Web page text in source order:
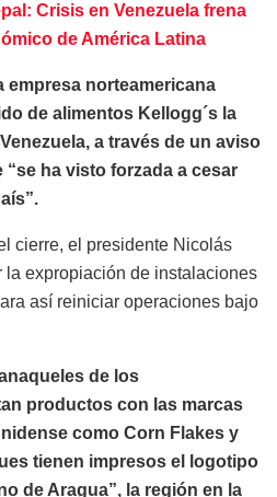
Crisis en Venezuela frena
de América Latina
empresa norteamericana
de alimentos Kellogg´s la
a través de un aviso
ha visto forzada a cesar
cierre, el presidente Nicolás
la expropiación de instalaciones
así reiniciar operaciones bajo
de los
productos con las marcas
como Corn Flakes y
tienen impresos el logotipo
de Aragua”, la región en la